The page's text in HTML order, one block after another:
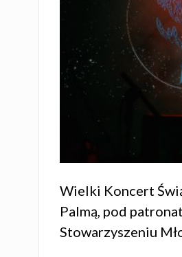
Wielki Koncert
Palmą, pod
Stowarzyszeniu